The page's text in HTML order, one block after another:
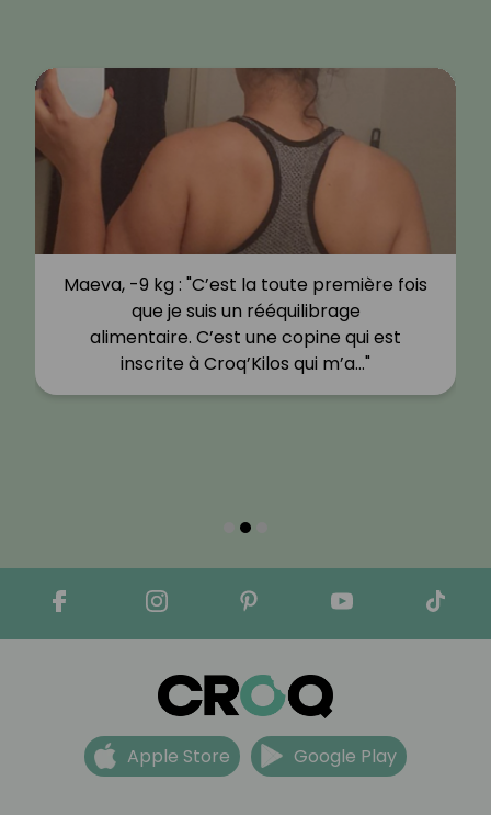
Maeva, -9 kg : "C’est la toute première fois
que je suis un rééquilibrage
alimentaire. C’est une copine qui est
inscrite à Croq’Kilos qui m’a…"
Apple Store Google Play